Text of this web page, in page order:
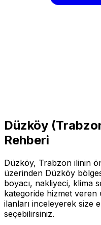
Düzköy (
Rehberi
Düzköy, Trabzon ilinin
üzerinden Düzköy
boyacı, nakliyeci, klima
kategoride hizmet veren
ilanları inceleyerek size
seçebilirsiniz.